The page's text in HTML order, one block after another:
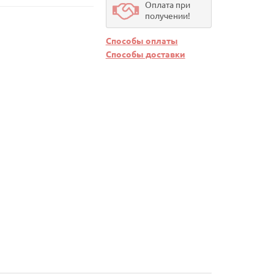
Оплата при
получении!
Способы оплаты
Способы доставки